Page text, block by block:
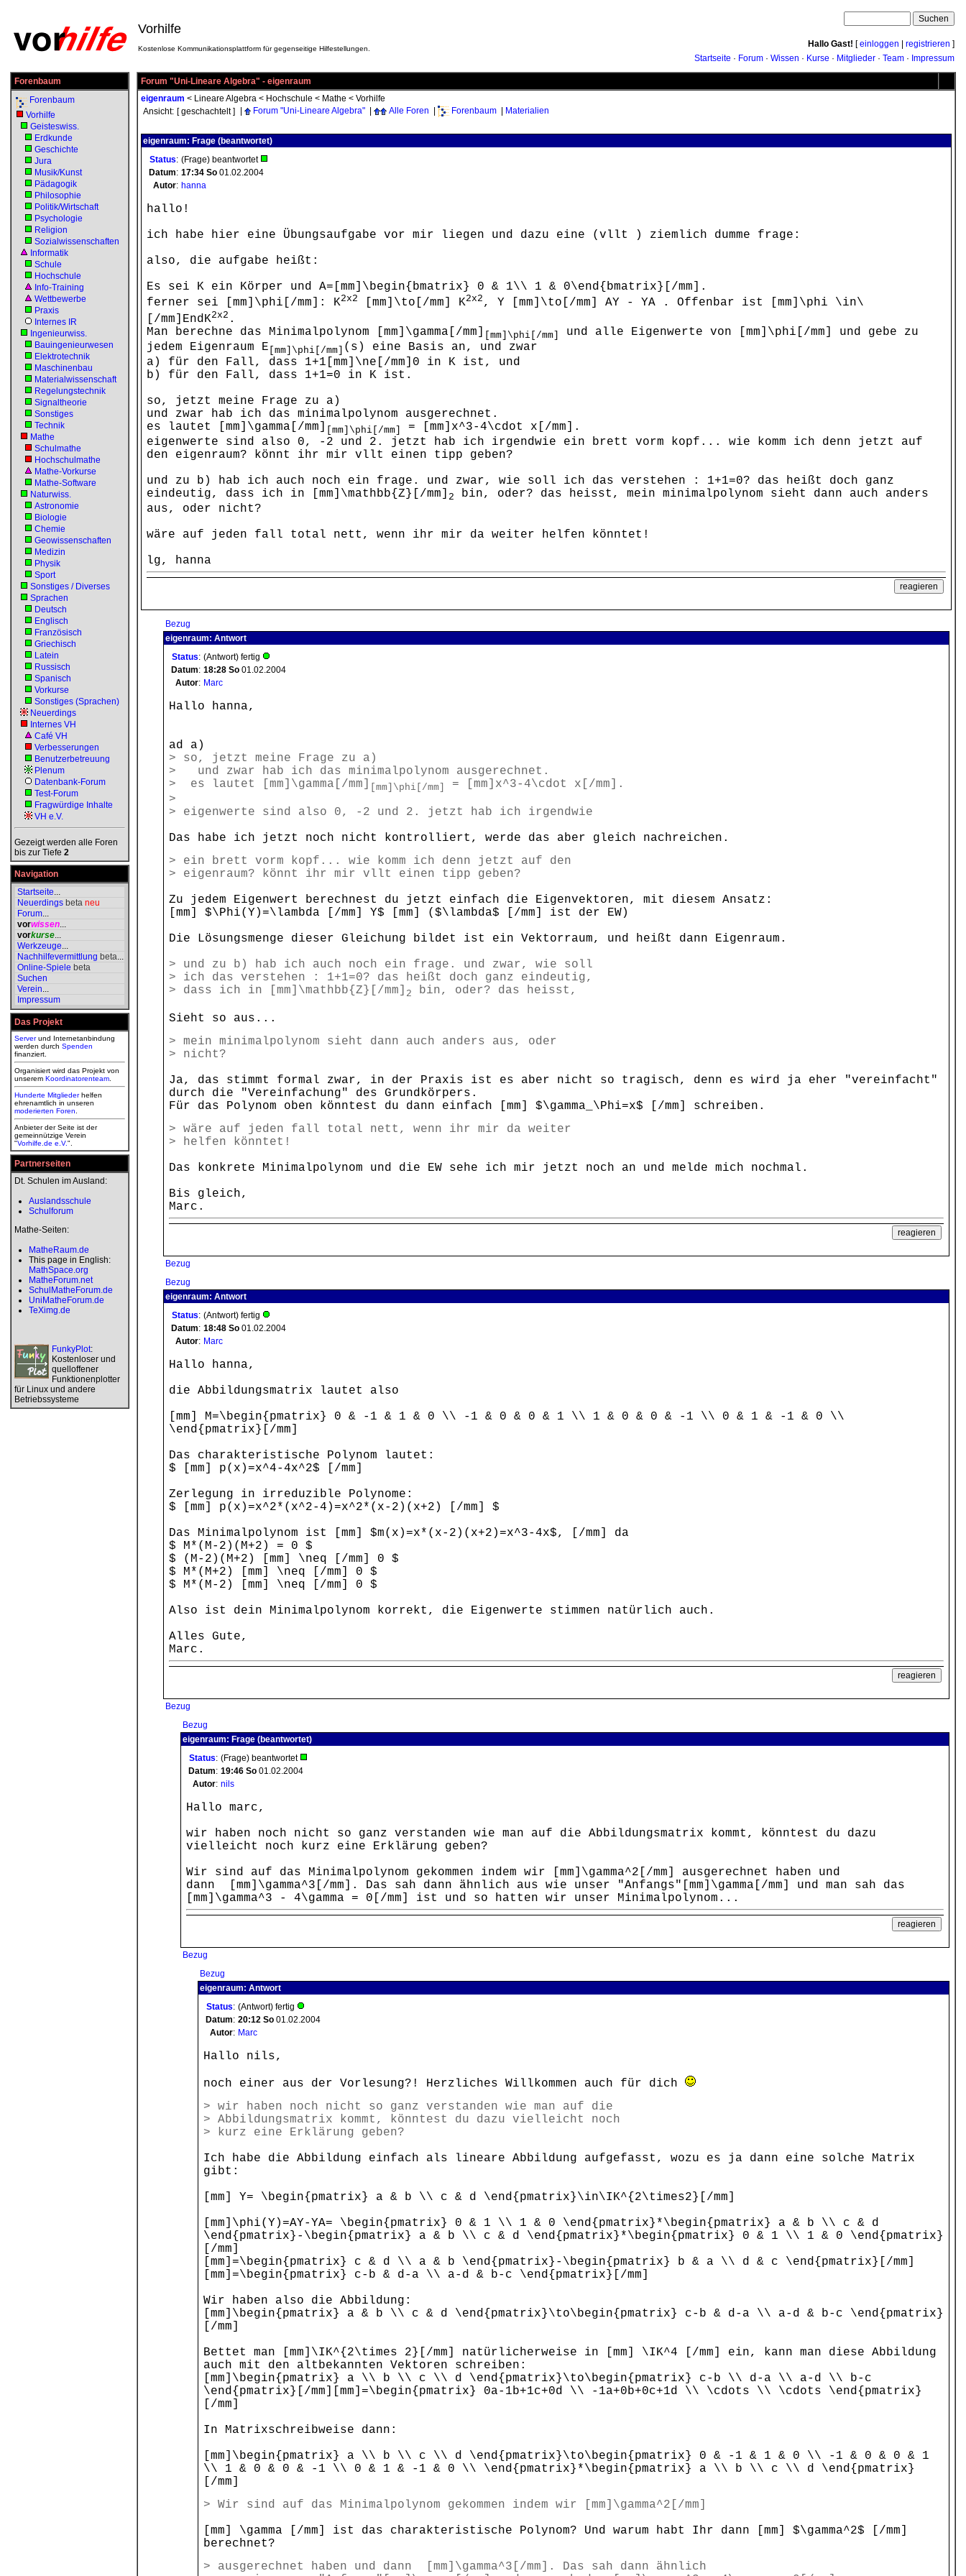
Vorhilfe
Kostenlose Kommunikationsplattform für gegenseitige Hilfestellungen. Hallo Gast! [einloggen registrieren ]
Startseite · Forum · Wissen · Kurse · Mitglieder · Team · Impressum
Forenbaum
Forenbaum
Vorhilfe
Geisteswiss.
Erdkunde
Geschichte
Jura
Musik/Kunst
Pädagogik
Philosophie
Politik/Wirtschaft
Psychologie
Religion
Sozialwissenschaften
Informatik
Schule
Hochschule
Info-Training
Wettbewerbe
Praxis
Internes IR
Ingenieurwiss.
Bauingenieurwesen
Elektrotechnik
Maschinenbau
Materialwissenschaft
Regelungstechnik
Signaltheorie
Sonstiges
Technik
Mathe
Schulmathe
Hochschulmathe
Mathe-Vorkurse
Mathe-Software
Naturwiss.
Astronomie
Biologie
Chemie
Geowissenschaften
Medizin
Physik
Sport
Sonstiges / Diverses
Sprachen
Deutsch
Englisch
Französisch
Griechisch
Latein
Russisch
Spanisch
Vorkurse
Sonstiges (Sprachen)
Neuerdings
Internes VH
Café VH
Verbesserungen
Benutzerbetreuung
Plenum
Datenbank-Forum
Test-Forum
Fragwürdige Inhalte
VH e.V.
Gezeigt werden alle Foren
bis zur Tiefe 2
Navigation
Startseite...
Neuerdings beta neu
Forum...
vorwissen...
vorkurse...
Werkzeuge...
Nachhilfevermittlung beta...
Online-Spiele beta
Suchen
Verein...
Impressum
Das Projekt
Serverund Internetanbindung
werden durch Spenden
finanziert.
Organisiert wird das Projekt von
unserem Koordinatorenteam
Hunderte Mitgliederhelfen
ehrenamtlich in unseren
moderierten Foren
Anbieter der Seite ist der
gemeinnützige Verein
"Vorhilfe.de e.V.".
Partnerseiten
Dt. Schulen im Ausland:
Auslandsschule
Schulforum
Mathe-Seiten:
MatheRaum.de
This page in English:
MathSpace.org
MatheForum.net
SchulMatheForum.de
UniMatheForum.de
TeXimg.de
FunkyPlot:
Kostenloser und
quelloffener
Funktionenplotter
für Linux und andere
Betriebssysteme
Forum "Uni-Lineare Algebra" - eigenraum
eigenraum < Lineare Algebra < Hochschule < Mathe < Vorhilfe
Ansicht: [ geschachtelt ] Forum "Uni-Lineare Algebra" Alle Foren Forenbaum Materialien
eigenraum: Frage (beantwortet)
Status: (Frage) beantwortet
Datum: 17:34 So 01.02.2004
Autor: hanna
hallo!
ich habe hier eine Übungsaufgabe vor mir liegen und dazu eine (vllt ) ziemlich dumme frage:
also, die aufgabe heißt:
Es sei K ein Körper und A=[mm]\begin{bmatrix} 0 & 1\\ 1 & 0\end{bmatrix}[/mm].
ferner sei [mm]\phi[/mm]: K2x2 [mm]\to[/mm] K2x2 , Y [mm]\to[/mm] AY - YA . Offenbar ist [mm]\phi \in\
[/mm]EndK2x2 .
Man berechne das Minimalpolynom [mm]\gamma[/mm]
[mm]\phi[/mm]
und alle Eigenwerte von [mm]\phi[/mm] und gebe zu
jedem Eigenraum E [mm]\phi[/mm]
(s) eine Basis an, und zwar
a) für den Fall, dass 1+1[mm]\ne[/mm]0 in K ist, und
b) für den Fall, dass 1+1=0 in K ist.
so, jetzt meine Frage zu a)
und zwar hab ich das minimalpolynom ausgerechnet.
es lautet [mm]\gamma[/mm]
[mm]\phi[/mm]
= [mm]x^3-4\cdot x[/mm].
eigenwerte sind also 0, -2 und 2. jetzt hab ich irgendwie ein brett vorm kopf... wie komm ich denn jetzt auf
den eigenraum? könnt ihr mir vllt einen tipp geben?
und zu b) hab ich auch noch ein frage. und zwar, wie soll ich das verstehen : 1+1=0? das heißt doch ganz
eindeutig, dass ich in [mm]\mathbb{Z}[/mm] 2
bin, oder? das heisst, mein minimalpolynom sieht dann auch anders
aus, oder nicht?
wäre auf jeden fall total nett, wenn ihr mir da weiter helfen könntet!
lg, hanna
Bezug
eigenraum: Antwort
Status: (Antwort) fertig
Datum: 18:28 So 01.02.2004
Autor: Marc
Hallo hanna,
ad a)
> so, jetzt meine Frage zu a)
> und zwar hab ich das minimalpolynom ausgerechnet.
> es lautet [mm]\gamma[/mm]
[mm]\phi[/mm]
= [mm]x^3-4\cdot x[/mm].
>
> eigenwerte sind also 0, -2 und 2. jetzt hab ich irgendwie
Das habe ich jetzt noch nicht kontrolliert, werde das aber gleich nachreichen.
> ein brett vorm kopf... wie komm ich denn jetzt auf den
> eigenraum? könnt ihr mir vllt einen tipp geben?
Zu jedem Eigenwert berechnest du jetzt einfach die Eigenvektoren, mit diesem Ansatz:
[mm] $\Phi(Y)=\lambda [/mm] Y$ [mm] ($\lambda$ [/mm] ist der EW)
Die Lösungsmenge dieser Gleichung bildet ist ein Vektorraum, und heißt dann Eigenraum.
> und zu b) hab ich auch noch ein frage. und zwar, wie soll
> ich das verstehen : 1+1=0? das heißt doch ganz eindeutig,
> dass ich in [mm]\mathbb{Z}[/mm]
2 bin, oder? das heisst,
Sieht so aus...
> mein minimalpolynom sieht dann auch anders aus, oder
> nicht?
Ja, das stimmt formal zwar, in der Praxis ist es aber nicht so tragisch, denn es wird ja eher "vereinfacht"
durch die "Vereinfachung" des Grundkörpers.
Für das Polynom oben könntest du dann einfach [mm] $\gamma_\Phi=x$ [/mm] schreiben.
> wäre auf jeden fall total nett, wenn ihr mir da weiter
> helfen könntet!
Das konkrete Minimalpolynom und die EW sehe ich mir jetzt noch an und melde mich nochmal.
Bis gleich,
Marc.
Bezug
Bezug
eigenraum: Antwort
Status: (Antwort) fertig
Datum: 18:48 So 01.02.2004
Autor: Marc
Hallo hanna,
die Abbildungsmatrix lautet also
[mm] M=\begin{pmatrix} 0 & -1 & 1 & 0 \\ -1 & 0 & 0 & 1 \\ 1 & 0 & 0 & -1 \\ 0 & 1 & -1 & 0 \\
\end{pmatrix}[/mm]
Das charakteristische Polynom lautet:
$ [mm] p(x)=x^4-4x^2$ [/mm]
Zerlegung in irreduzible Polynome:
$ [mm] p(x)=x^2*(x^2-4)=x^2*(x-2)(x+2) [/mm] $
Das Minimalpolynom ist [mm] $m(x)=x*(x-2)(x+2)=x^3-4x$, [/mm] da
$ M*(M-2)(M+2) = 0 $
$ (M-2)(M+2) [mm] \neq [/mm] 0 $
$ M*(M+2) [mm] \neq [/mm] 0 $
$ M*(M-2) [mm] \neq [/mm] 0 $
Also ist dein Minimalpolynom korrekt, die Eigenwerte stimmen natürlich auch.
Alles Gute,
Marc.
Bezug
Bezug
eigenraum: Frage (beantwortet)
Status: (Frage) beantwortet
Datum: 19:46 So 01.02.2004
Autor: nils
Hallo marc,
wir haben noch nicht so ganz verstanden wie man auf die Abbildungsmatrix kommt, könntest du dazu
vielleicht noch kurz eine Erklärung geben?
Wir sind auf das Minimalpolynom gekommen indem wir [mm]\gamma^2[/mm] ausgerechnet haben und
dann [mm]\gamma^3[/mm]. Das sah dann ähnlich aus wie unser "Anfangs"[mm]\gamma[/mm] und man sah das
[mm]\gamma^3 - 4\gamma = 0[/mm] ist und so hatten wir unser Minimalpolynom...
Bezug
Bezug
eigenraum: Antwort
Status: (Antwort) fertig
Datum: 20:12 So 01.02.2004
Autor: Marc
Hallo nils,
noch einer aus der Vorlesung?! Herzliches Willkommen auch für dich
> wir haben noch nicht so ganz verstanden wie man auf die
> Abbildungsmatrix kommt, könntest du dazu vielleicht noch
> kurz eine Erklärung geben?
Ich habe die Abbildung einfach als lineare Abbildung aufgefasst, wozu es ja dann eine solche Matrix
gibt:
[mm] Y= \begin{pmatrix} a & b \\ c & d \end{pmatrix}\in\IK^{2\times2}[/mm]
[mm]\phi(Y)=AY-YA= \begin{pmatrix} 0 & 1 \\ 1 & 0 \end{pmatrix}*\begin{pmatrix} a & b \\ c & d
\end{pmatrix}-\begin{pmatrix} a & b \\ c & d \end{pmatrix}*\begin{pmatrix} 0 & 1 \\ 1 & 0 \end{pmatrix}
[/mm]
[mm]=\begin{pmatrix} c & d \\ a & b \end{pmatrix}-\begin{pmatrix} b & a \\ d & c \end{pmatrix}[/mm]
[mm]=\begin{pmatrix} c-b & d-a \\ a-d & b-c \end{pmatrix}[/mm]
Wir haben also die Abbildung:
[mm]\begin{pmatrix} a & b \\ c & d \end{pmatrix}\to\begin{pmatrix} c-b & d-a \\ a-d & b-c \end{pmatrix}
[/mm]
Bettet man [mm]\IK^{2\times 2}[/mm] natürlicherweise in [mm] \IK^4 [/mm] ein, kann man diese Abbildung
auch mit den altbekannten Vektoren schreiben:
[mm]\begin{pmatrix} a \\ b \\ c \\ d \end{pmatrix}\to\begin{pmatrix} c-b \\ d-a \\ a-d \\ b-c
\end{pmatrix}[/mm][mm]=\begin{pmatrix} 0a-1b+1c+0d \\ -1a+0b+0c+1d \\ \cdots \\ \cdots \end{pmatrix}
[/mm]
In Matrixschreibweise dann:
[mm]\begin{pmatrix} a \\ b \\ c \\ d \end{pmatrix}\to\begin{pmatrix} 0 & -1 & 1 & 0 \\ -1 & 0 & 0 & 1
\\ 1 & 0 & 0 & -1 \\ 0 & 1 & -1 & 0 \\ \end{pmatrix}*\begin{pmatrix} a \\ b \\ c \\ d \end{pmatrix}
[/mm]
> Wir sind auf das Minimalpolynom gekommen indem wir [mm]\gamma^2[/mm]
[mm] \gamma [/mm] ist das charakteristische Polynom? Und warum habt Ihr dann [mm] $\gamma^2$ [/mm]
berechnet?
> ausgerechnet haben und dann [mm]\gamma^3[/mm]. Das sah dann ähnlich